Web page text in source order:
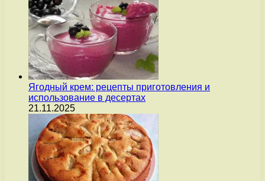
Ягодный крем: рецепты приготовления и
использование в десертах
21.11.2025